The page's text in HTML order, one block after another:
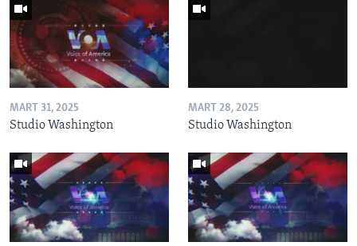
MART 31, 2025
Studio Washington
MART 28, 2025
Studio Washington